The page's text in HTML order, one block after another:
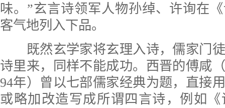
味。”玄言诗领军人物孙绰、许询在
客气地列入下品。
既然玄学家将玄理入诗，儒家门徒
诗里来，同样不能成功。西晋的傅咸
94年）曾以七部儒家经典为题，直接
或略加改造写成所谓四言诗，例如